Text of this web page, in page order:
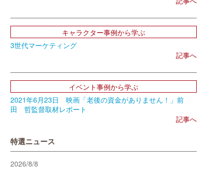
キャラクター事例から学ぶ
3世代マーケティング
記事へ
イベント事例から学ぶ
2021年6月23日 映画「老後の資金がありません！」前
田 哲監督取材レポート
記事へ
特選ニュース
2026/8/8